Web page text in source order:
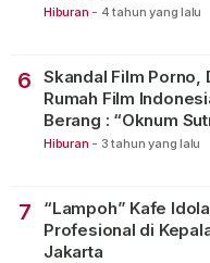
Hiburan - 4 tahun yang lalu
6
Skandal Film Porno,
Rumah Film
Berang : “Oknum
Merusak Perfilman
Hiburan - 3 tahun yang lalu
7
“Lampoh” Kafe
Profesional di
Jakarta